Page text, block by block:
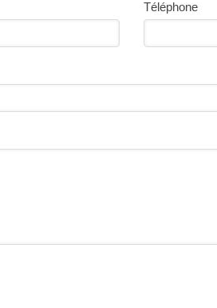
Téléphone